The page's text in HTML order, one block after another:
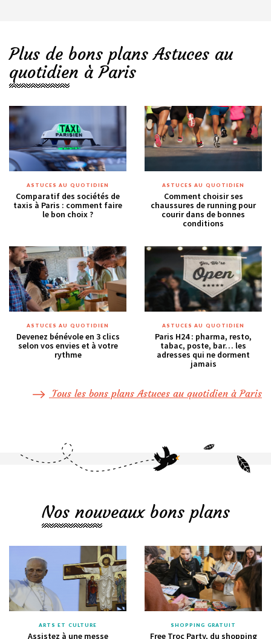
Plus de bons plans Astuces au
quotidien à Paris
ASTUCES AU QUOTIDIEN
Comparatif des sociétés de
taxis à Paris : comment faire
le bon choix ?
ASTUCES AU QUOTIDIEN
Comment choisir ses
chaussures de running pour
courir dans de bonnes
conditions
ASTUCES AU QUOTIDIEN
Devenez bénévole en 3 clics
selon vos envies et à votre
rythme
ASTUCES AU QUOTIDIEN
Paris H24 : pharma, resto,
tabac, poste, bar… les
adresses qui ne dorment
jamais
Tous les bons plans Astuces au quotidien à Paris
Nos nouveaux bons plans
ARTS ET CULTURE
Assistez à une messe
SHOPPING GRATUIT
Free Troc Party, du shopping